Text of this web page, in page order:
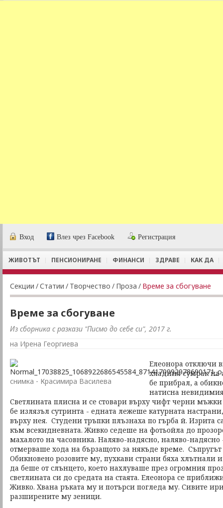
Вход Влез чрез Facebook Регистрация
ЖИВОТЪТ ПЕНСИОНИРАНЕ ФИНАНСИ ЗДРАВЕ КАК ДА
Секции /Статии / Творчество / Проза / Време за сбогуване
Време за сбогуване
Из сборника с разкази "Писмо до себе си", 2017 г.
на Ирена Георгиева
снимка - Красимира Василева
Елеонора отключи
хладния сумрак на
бе прибрал, a
натисна
Светлината плисна и се стовари върху чифт черни мъжки
бе излязъл сутринта - едната лежеше катурната
върху нея. Студени тръпки плъзнаха по гърба й. Изрита
към всекидневната. Живко седеше на фотьойла до
махалото на часовника. Наляво-надясно, наляво-надясно
отмерваше хода на бързащото за някъде време. Съпругът
Обикновено розовите му, пухкави страни бяха
да беше от слънцето, което нахлуваше през огромния
светлината си до средата на стаята. Елеонора се
Живко. Хвана ръката му и потърси погледа му. Сивите
разширените му зеници.